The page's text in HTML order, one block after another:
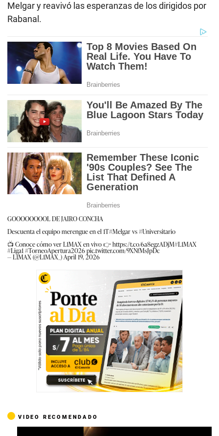
Melgar y reavivó las esperanzas de los dirigidos por
Rabanal.
GOOOOOOOOL DE JAIRO CONCHA
Descuenta el equipo merengue en el 1T#Melgarvs#Universitario
📺 Conoce cómo ver L1MAX en vivo 👉https://t.co/6a8egzADjM#L1MAX
#Liga1 #TorneoApertura2026pic.twitter.com/9XNfMsJpDc
— L1MAX (@L1MAX_)April 19, 2026
VIDEO RECOMENDADO